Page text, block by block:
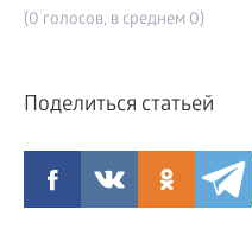
(0 голосов, в среднем 0)
Поделиться статьей